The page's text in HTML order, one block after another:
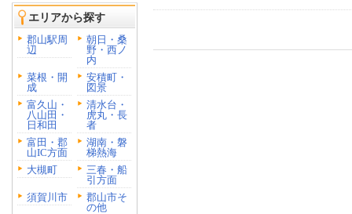
エリアから探す
郡山駅周
辺
朝日・桑
野・西ノ
内
菜根・開
成
安積町・
図景
富久山・
八山田・
日和田
清水台・
虎丸・長
者
富田・郡
山IC方面
湖南・磐
梯熱海
大槻町
三春・船
引方面
須賀川市
郡山市そ
の他